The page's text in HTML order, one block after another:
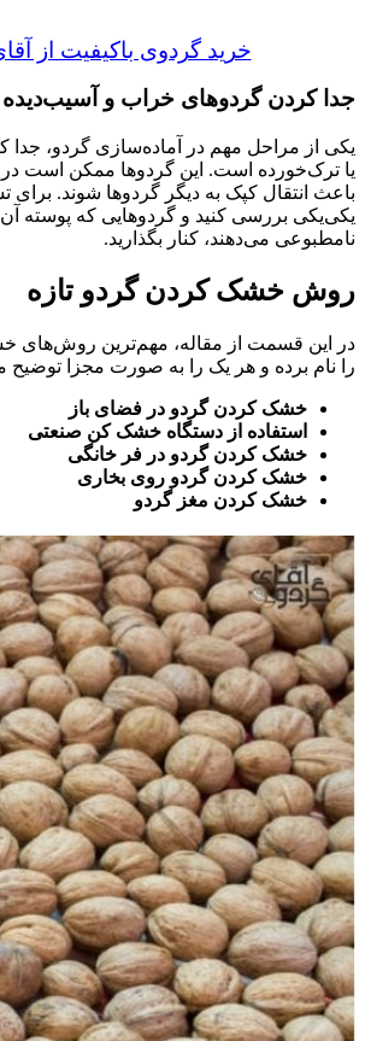
خرید گردوی باکیفیت از
جدا کردن گردوهای خراب و آسیب‌دیده
یکی از مراحل مهم در آماده‌سازی گردو،
یا ترک‌خورده است. این گردوها ممکن است
باعث انتقال کپک به دیگر گردوها شوند. برای
یکی‌یکی بررسی کنید و گردوهایی که پوسته
نامطبوعی می‌دهند، کنار بگذارید.
روش خشک کردن گردو تازه
در این قسمت از مقاله، مهم‌ترین روش‌های
را نام برده و هر یک را به صورت مجزا توضیح
خشک کردن گردو در فضای باز
استفاده از دستگاه خشک کن صنعتی
خشک کردن گردو در فر خانگی
خشک کردن گردو روی بخاری
خشک کردن مغز گردو